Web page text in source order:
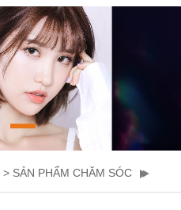
> SẢN PHẨM CHĂM SÓC